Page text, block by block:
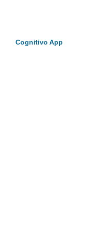
Cognitivo App